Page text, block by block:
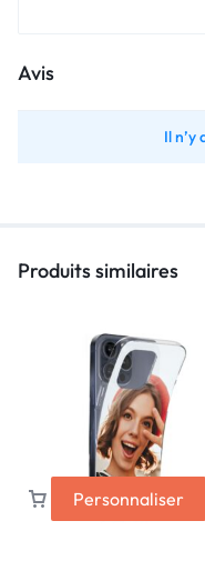
Avis
Il n’y
Produits similaires
Personnaliser